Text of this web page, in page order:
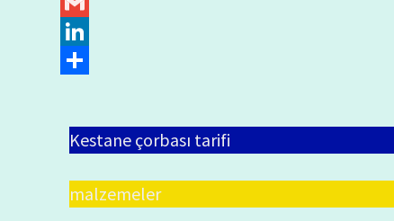
Gmail
LinkedIn
Kestane çorbası tarifi
malzemeler